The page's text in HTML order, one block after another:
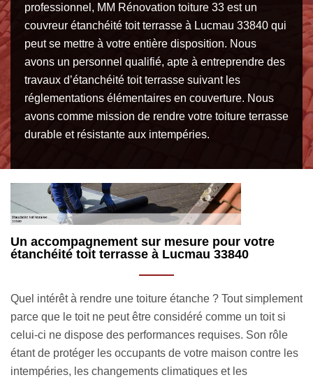
professionnel, MM Rénovation toiture 33 est un
couvreur étanchéité toit terrasse à Lucmau 33840 qui
peut se mettre à votre entière disposition. Nous
avons un personnel qualifié, apte à entreprendre des
travaux d’étanchéité toit terrasse suivant les
réglementations élémentaires en couverture. Nous
avons comme mission de rendre votre toiture terrasse
durable et résistante aux intempéries.
La recherche de fuite toiture : une étape
importante pour votre toit
Des traces d’humidité sont visibles sur les plafonds ou les
murs de votre logement ? Ce n’est surtout pas bon signe
puisque cela signifie que votre toiture plate présente des
imperfections et laisse l’humidité s’infiltrer dans la maison.
Pour y remédier, l’entreprise d’étanchéité toit terrasse MM